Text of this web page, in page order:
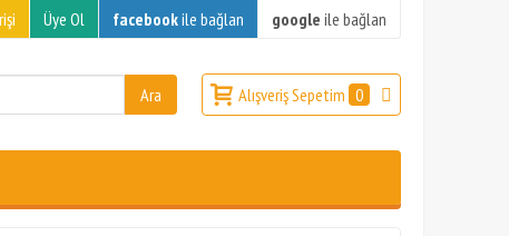
Üye Ol facebookile bağlan google ile bağlan
Alışveriş Sepetim 0